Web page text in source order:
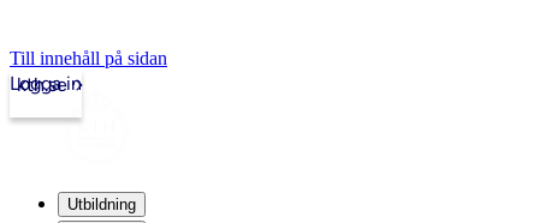
Till innehåll på sidan
kth.se
Logga in
Utbildning